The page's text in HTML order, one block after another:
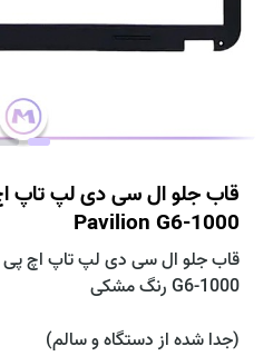
قاب جلو ال سی دی لپ تاپ
Pavilion G6-1000
G6-1000 رنگ مشکی
(جدا شده از دستگاه و سالم)